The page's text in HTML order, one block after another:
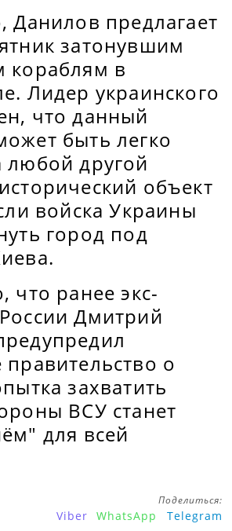
Данилов предлагает
затонувшим
кораблям в
Лидер украинского
что данный
быть легко
любой другой
объект
войска Украины
город под
что ранее экс-
Дмитрий
правительство о
захватить
ВСУ станет
для всей
Поделиться:
Viber WhatsApp Telegram